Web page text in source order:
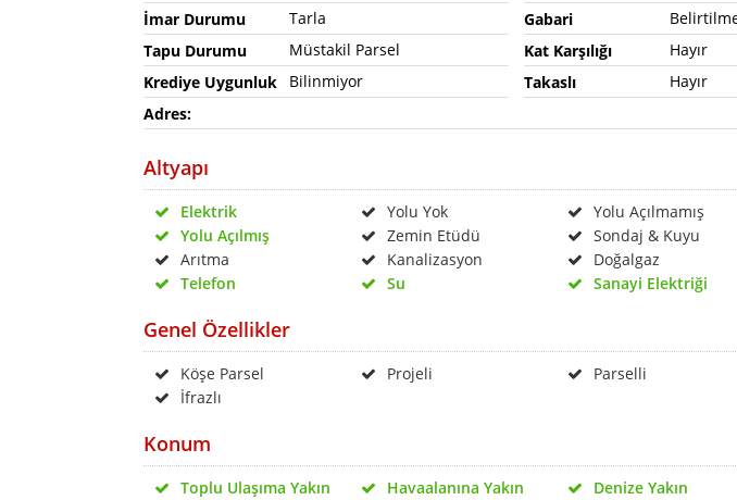
İmar Durumu
Tarla Gabari
Tapu Durumu
Müstakil Parsel Kat Karşılığı
Hayır
Krediye Uygunluk
Bilinmiyor Takaslı
Hayır
Adres:
Altyapı
Elektrik Yolu Yok
Yolu Açılmamış
Yolu Açılmış
Zemin Etüdü
Sondaj & Kuyu
Arıtma
Kanalizasyon
Doğalgaz
Telefon
Su Sanayi Elektriği
Genel Özellikler
Köşe Parsel Projeli
Parselli
İfrazlı
Konum
Toplu Ulaşıma Yakın Havaalanına Yakın
Denize Yakın